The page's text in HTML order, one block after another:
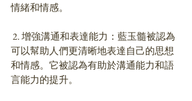
情緒和情感。
可以幫助人們更清晰地表達自己的思想
和情感。它被認為有助於溝通能力和語
言能力的提升。